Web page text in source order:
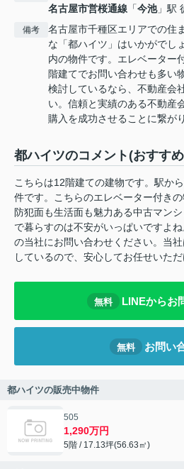
名古屋市営桜通線 「今池」駅
備考
名古屋市千種区エリアでの住
な「都ハイツ」はいかがでし
内の物件です。エレベーター
階建てでお問い合わせも多い
検討しているなら、不動産会
い。信頼と実績のある不動産
購入を成功させることに繋が
都ハイツのコメント(おすす
こちらは12階建ての建物です。駅か
件です。こちらのエレベーター付きの
防犯面も生活面も魅力ある中古マン
で暮らすのは不安がいっぱいですよ
の当社にお問い合わせください。当
しているので、安心してお任せいただ
無料 LINEからお
無料 お問い
都ハイツの販売中物件
505
1,290万円
5階 / 17.13坪(56.63㎡)